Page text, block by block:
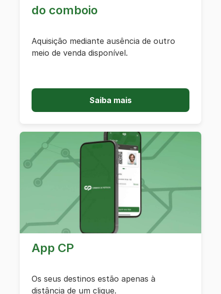
do comboio
Aquisição mediante ausência de outro
meio de venda disponível.
Saiba mais
App CP
Os seus destinos estão apenas à
distância de um clique.